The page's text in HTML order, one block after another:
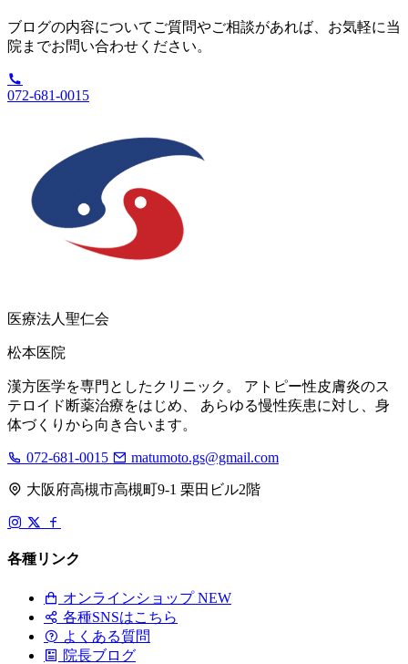
ブログの内容についてご質問やご相談があれば、お気軽に当
院までお問い合わせください。
072-681-0015
医療法人聖仁会
松本医院
漢方医学を専門としたクリニック。 アトピー性皮膚炎のス
テロイド断薬治療をはじめ、 あらゆる慢性疾患に対し、身
体づくりから向き合います。
072-681-0015 matumoto.gs@gmail.com
大阪府高槻市高槻町9-1 栗田ビル2階
各種リンク
オンラインショップ NEW
各種SNSはこちら
よくある質問
院長ブログ